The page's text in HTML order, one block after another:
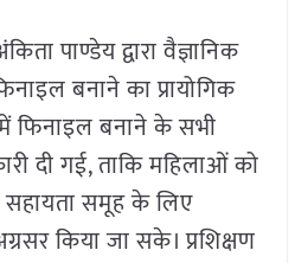
पाण्डेय द्वारा वैज्ञानिक
बनाने का प्रायोगिक
फिनाइल बनाने के सभी
दी गई, ताकि महिलाओं को
समूह के लिए
किया जा सके। प्रशिक्षण